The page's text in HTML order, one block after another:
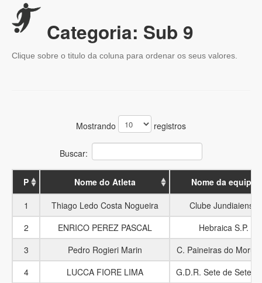
Consultorias
Sub 11 Categoria: Sub 9
Clique sobre o titulo da coluna para ordenar os seus valores.
Mostrando registros
Buscar:
P Nome do Atleta
Nome da equipe
1
Thiago Ledo Costa Nogueira
Clube Jundiaiense
2
ENRICO PEREZ PASCAL
Hebraica S.P.
3
Pedro Rogieri Marin
C. Paineiras do
4
LUCCA FIORE LIMA
G.D.R. Sete de